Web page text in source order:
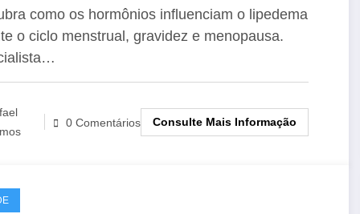
como os hormônios influenciam o lipedema
o ciclo menstrual, gravidez e menopausa.
0 Comentários Consulte Mais Informação